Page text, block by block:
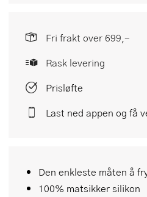
Den enkleste måten å
100% matsikker silikon
Fri frakt over 699,-
Rask levering
Prisløfte
Last ned appen og få